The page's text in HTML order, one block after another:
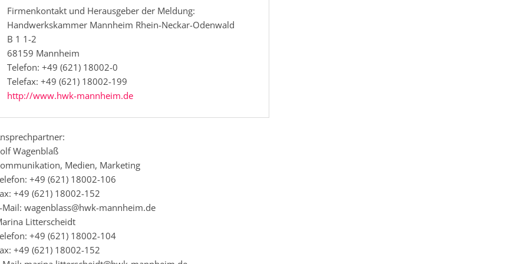
Firmenkontakt und Herausgeber der Meldung:
Handwerkskammer Mannheim Rhein-Neckar-Odenwald
B 1 1-2
68159 Mannheim
Telefon: +49 (621) 18002-0
Telefax: +49 (621) 18002-199
http://www.hwk-mannheim.de
Wagenblaß
Medien, Marketing
+49 (621) 18002-106
+49 (621) 18002-152
Mail: wagenblass@hwk-mannheim.de
Litterscheidt
+49 (621) 18002-104
+49 (621) 18002-152